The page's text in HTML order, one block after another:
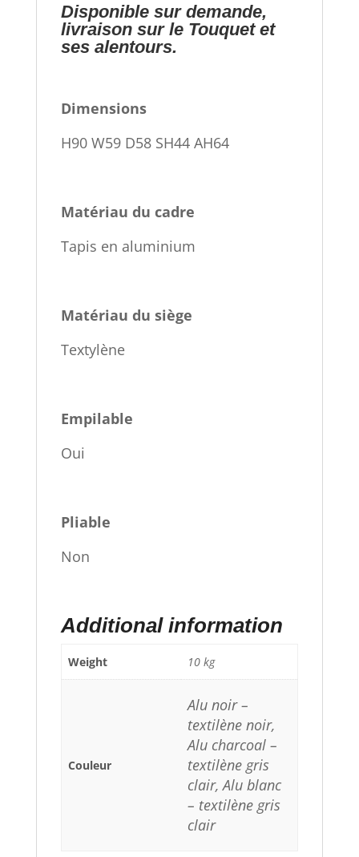
Disponible sur demande,
livraison sur le Touquet et
ses alentours.
Dimensions
H90 W59 D58 SH44 AH64
Matériau du cadre
Tapis en aluminium
Matériau du siège
Textylène
Empilable
Oui
Pliable
Non
Additional information
Weight 10 kg
Couleur
Alu noir –
textilène noir,
Alu charcoal –
textilène gris
clair, Alu blanc
– textilène gris
clair